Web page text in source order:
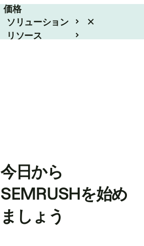
価格
ソリューション
リソース
今日から
SEMRUSHを始め
ましょう